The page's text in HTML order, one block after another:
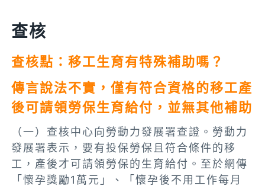
查核
查核點：移工生育有特殊補助嗎？
傳言說法不實，僅有符合資格的移工產
後可請領勞保生育給付，並無其他補助
（一）查核中心向勞動力發展署查證。勞動力
發展署表示，要有投保勞保且符合條件的移
工，產後才可請領勞保的生育給付。至於網傳
「懷孕獎勵1萬元」、「懷孕後不用工作每月